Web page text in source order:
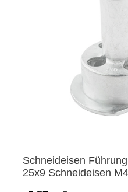
Schneideisen
25x9 Schneideisen M4